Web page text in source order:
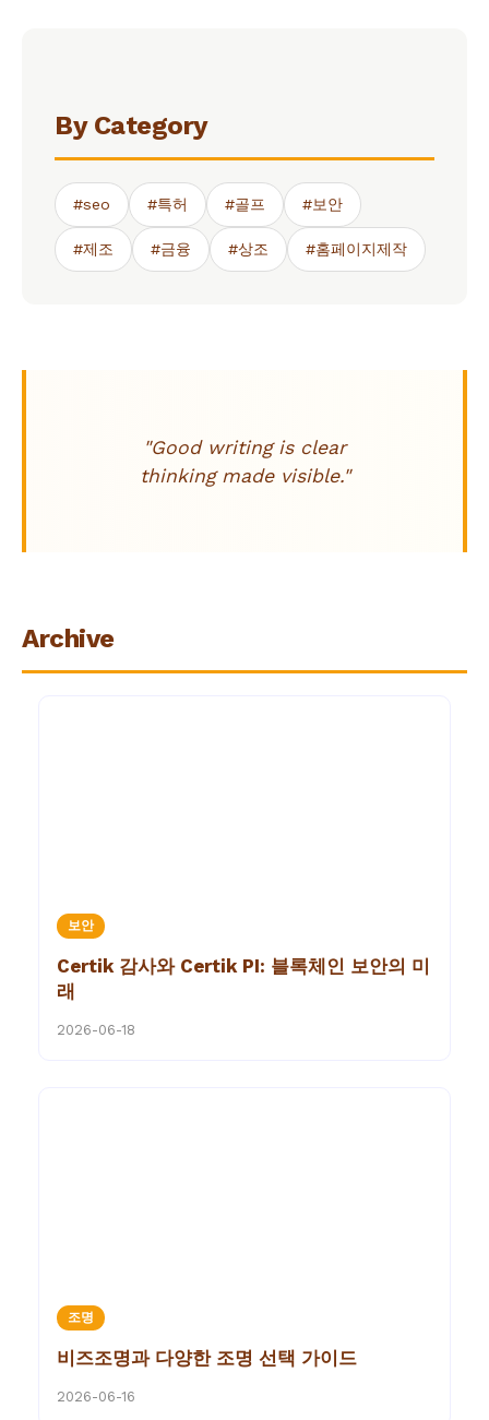
By Category
#seo #특허 #골프 #보안
#제조 #금융 #상조 #홈페이지제작
"Good writing is clear
thinking made visible."
Archive
보안
Certik 감사와 Certik PI: 블록체인 보안의 미
래
2026-06-18
조명
비즈조명과 다양한 조명 선택 가이드
2026-06-16